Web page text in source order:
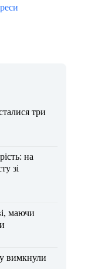
три
на
зі
маючи
вимкнули